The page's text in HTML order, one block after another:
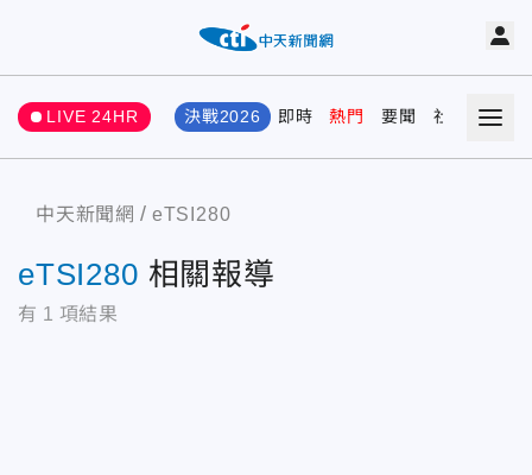
LIVE 24HR 決戰2026 即時 熱門 要聞 社會 娛樂
中天新聞網 eTSI280
eTSI280 相關報導
有 1 項結果